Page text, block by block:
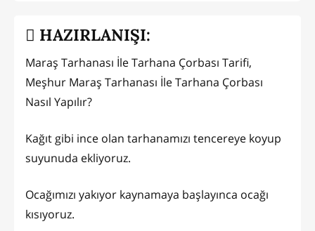
HAZIRLANIŞI:
Maraş Tarhanası İle Tarhana Çorbası Tarifi,
Meşhur Maraş Tarhanası İle Tarhana Çorbası
Nasıl Yapılır?
Kağıt gibi ince olan tarhanamızı tencereye koyup
suyunuda ekliyoruz.
Ocağımızı yakıyor kaynamaya başlayınca ocağı
kısıyoruz.